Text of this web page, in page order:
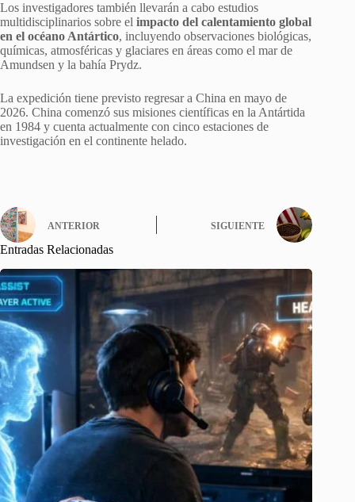
Los investigadores también llevarán a cabo estudios
multidisciplinarios sobre el impacto del calentamiento global
en el océano Antártico, incluyendo observaciones biológicas,
químicas, atmosféricas y glaciares en áreas como el mar de
Amundsen y la bahía Prydz.
La expedición tiene previsto regresar a China en mayo de
2026. China comenzó sus misiones científicas en la Antártida
en 1984 y cuenta actualmente con cinco estaciones de
investigación en el continente helado.
ANTERIOR SIGUIENTE
Entradas Relacionadas